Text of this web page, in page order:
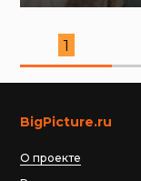
1
BigPicture.ru
О проекте